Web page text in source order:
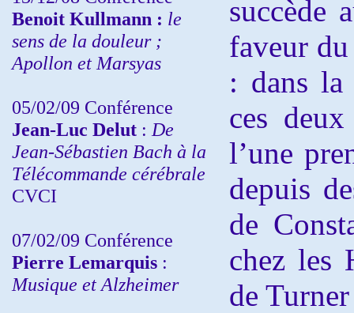
Benoit Kullmann : le
sens de la douleur ;
Apollon et Marsyas
05/02/09 Conférence
Jean-Luc Delut : De
Jean-Sébastien Bach à la
Télécommande cérébrale
CVCI
07/02/09 Conférence
Pierre Lemarquis :
Musique et Alzheimer
succède
faveur
: dans la
ces deux
l’une
depuis
de
chez les
de